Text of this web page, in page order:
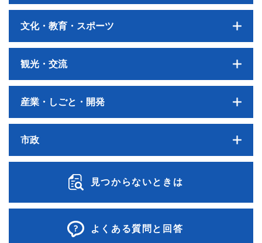
文化・教育・スポーツ
観光・交流
産業・しごと・開発
市政
見つからないときは
よくある質問と回答